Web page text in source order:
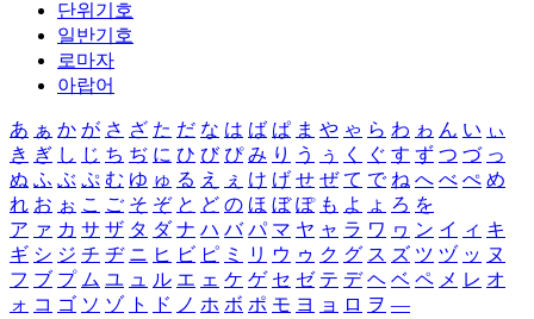
단위기호
일반기호
로마자
아랍어
あ ぁ か が さ ざ た だ な は ば ぱ ま や ゃ ら わ ゎ ん い ぃ
き ぎ し じ ち ぢ に ひ び ぴ み り う ぅ く ぐ す ず つ づ っ
ぬ ふ ぶ ぷ む ゆ ゅ る え ぇ け げ せ ぜ て で ね へ べ ぺ め
れ お ぉ こ ご そ ぞ と ど の ほ ぼ ぽ も よ ょ ろ を
ア ァ カ サ ザ タ ダ ナ ハ バ パ マ ヤ ャ ラ ワ ヮ ン イ ィ キ
ギ シ ジ チ ヂ ニ ヒ ビ ピ ミ リ ウ ゥ ク グ ス ズ ツ ヅ ッ ヌ
フ ブ プ ム ユ ュ ル エ ェ ケ ゲ セ ゼ テ デ ヘ ベ ペ メ レ オ
ォ コ ゴ ソ ゾ ト ド ノ ホ ボ ポ モ ヨ ョ ロ ヲ ―